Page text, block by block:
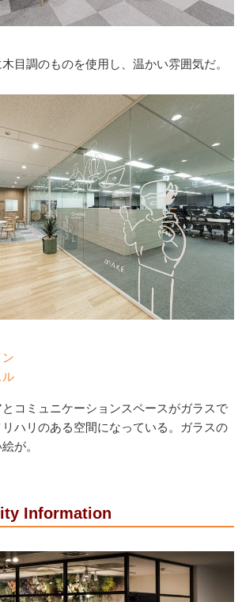
目調のものを使用し、温かい雰囲気だ。
ル
コミュニケーションスペースがガラスで
ハリのある空間になっている。ガラスの
が。
Information